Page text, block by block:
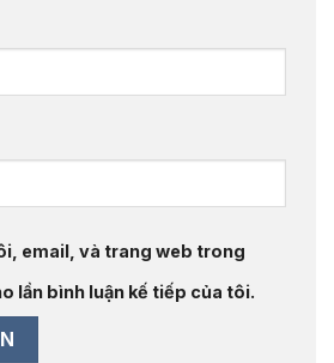
email, và trang web trong
lần bình luận kế tiếp của tôi.